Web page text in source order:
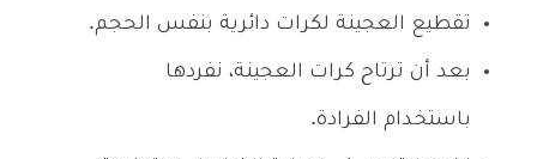
تقطيع العجينة لكرات دائرية بنفس الحجم.
بعد أن ترتاح كرات العجينة، نفردها
باستخدام الفرادة.